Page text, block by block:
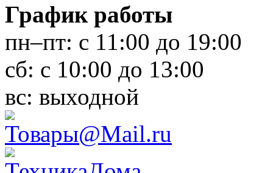
График работы
пн–пт: с 11:00 до 19:00
сб: с 10:00 до 13:00
вс: выходной